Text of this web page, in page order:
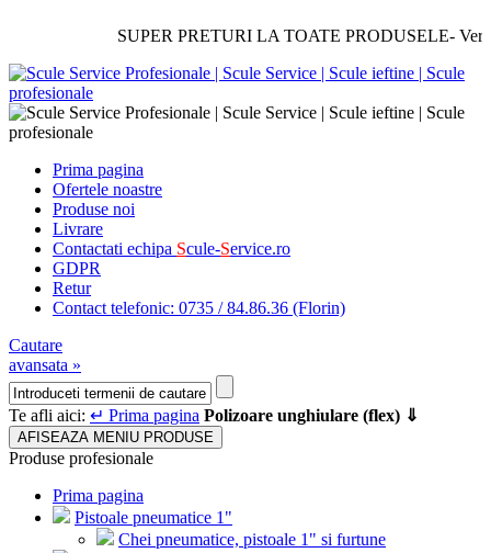
SUPER PRETURI LA TOATE PRODUSELE- Verificati
Prima pagina
Ofertele noastre
Produse noi
Livrare
Contactati echipa Scule-Service.ro
GDPR
Retur
Contact telefonic: 0735 / 84.86.36 (Florin)
Cautare
avansata »
Te afli aici: ↵ Prima pagina Polizoare unghiulare (flex) ⇓
AFISEAZA MENIU PRODUSE
Produse profesionale
Prima pagina
Pistoale pneumatice 1"
Chei pneumatice, pistoale 1" si furtune